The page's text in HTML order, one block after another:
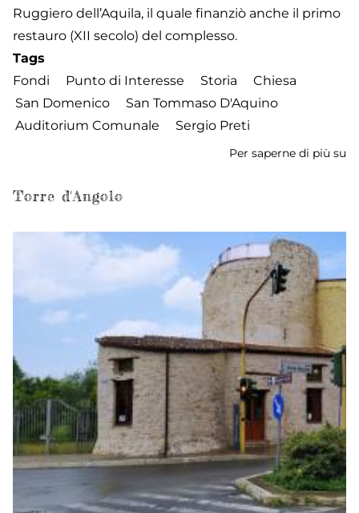
Ruggiero dell’Aquila, il quale finanziò anche il primo
restauro (XII secolo) del complesso.
Tags
Fondi
Punto di Interesse Storia
Chiesa
San Domenico
San Tommaso D'Aquino
Auditorium Comunale
Sergio Preti
Per saperne di più su
Torre d'Angolo